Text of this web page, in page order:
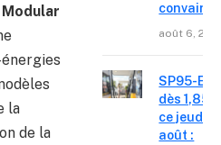
la
de la
août 6,
SP95-E10
dès 1,85
ce jeudi 6
août :